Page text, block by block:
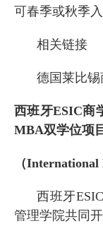
可春季或秋季入
相关链接
德国莱比锡
西班牙ESIC商
MBA双学位项目
（International
西班牙ESIC
管理学院共同